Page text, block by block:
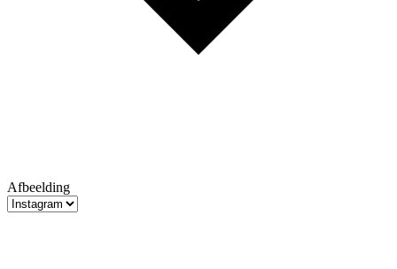
Afbeelding